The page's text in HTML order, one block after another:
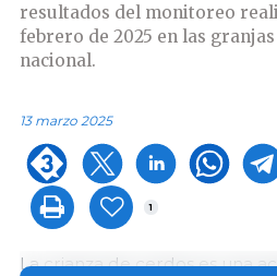
resultados del monitoreo
febrero de 2025 en las
nacional.
13 marzo 2025
1
La crianza de cerdos es una